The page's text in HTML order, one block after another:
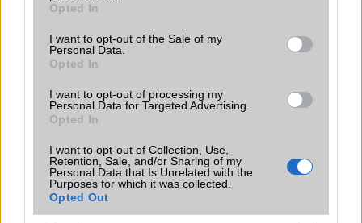
use your data for below specified purposes in below Google
consent section.
Opted In
I want to opt-out of the Sale of my
Personal Data.
Opted In
I want to opt-out of processing my
Personal Data for Targeted Advertising.
Opted In
I want to opt-out of Collection, Use,
Retention, Sale, and/or Sharing of my
Personal Data that Is Unrelated with the
Purposes for which it was collected.
Opted Out
EGYÉB
Vibra jelzés alap szolgáltatás
SIM típus
SIM-ek száma 2
Flight mode Van
Terület